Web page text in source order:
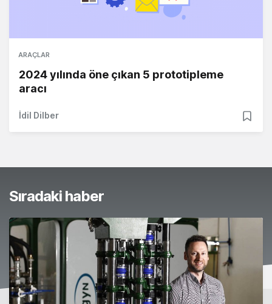
ARAÇLAR
2024 yılında öne çıkan 5 prototipleme
aracı
İdil Dilber
Sıradaki haber